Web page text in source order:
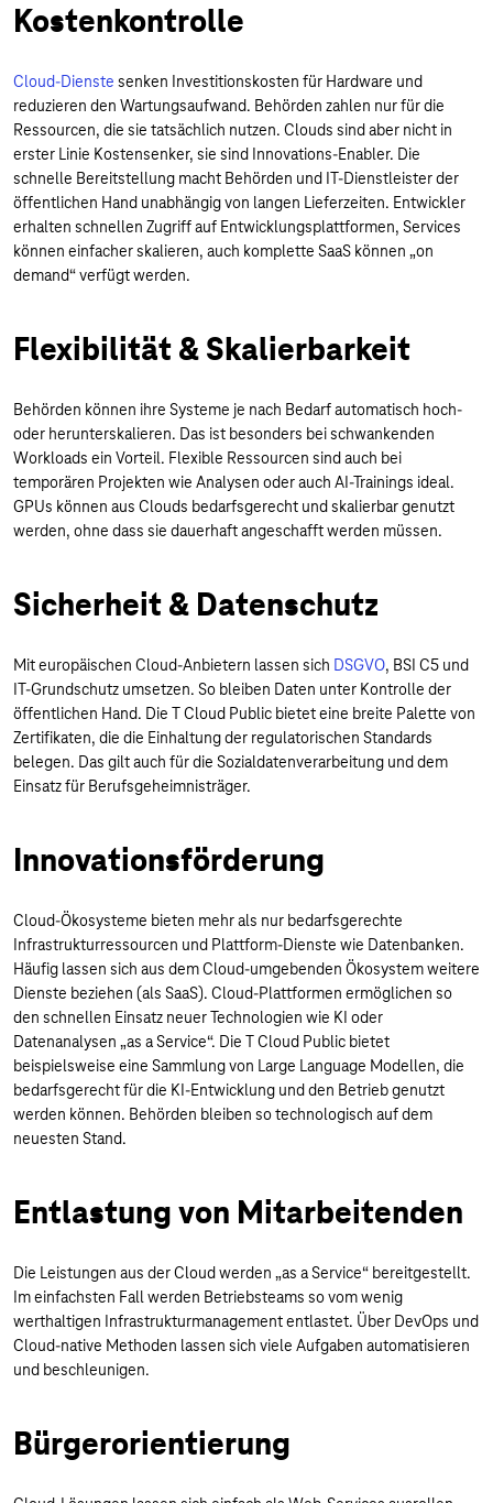
Kostenkontrolle
Cloud-Dienste senken Investitionskosten für Hardware und
reduzieren den Wartungsaufwand. Behörden zahlen nur für die
Ressourcen, die sie tatsächlich nutzen. Clouds sind aber nicht in
erster Linie Kostensenker, sie sind Innovations-Enabler. Die
schnelle Bereitstellung macht Behörden und IT-Dienstleister der
öffentlichen Hand unabhängig von langen Lieferzeiten. Entwickler
erhalten schnellen Zugriff auf Entwicklungsplattformen, Services
können einfacher skalieren, auch komplette SaaS können „on
demand“ verfügt werden.
Flexibilität & Skalierbarkeit
Behörden können ihre Systeme je nach Bedarf automatisch hoch-
oder herunterskalieren. Das ist besonders bei schwankenden
Workloads ein Vorteil. Flexible Ressourcen sind auch bei
temporären Projekten wie Analysen oder auch AI-Trainings ideal.
GPUs können aus Clouds bedarfsgerecht und skalierbar genutzt
werden, ohne dass sie dauerhaft angeschafft werden müssen.
Sicherheit & Datenschutz
Mit europäischen Cloud-Anbietern lassen sich DSGVO, BSI C5 und
IT-Grundschutz umsetzen. So bleiben Daten unter Kontrolle der
öffentlichen Hand. Die T Cloud Public bietet eine breite Palette von
Zertifikaten, die die Einhaltung der regulatorischen Standards
belegen. Das gilt auch für die Sozialdatenverarbeitung und dem
Einsatz für Berufsgeheimnisträger.
Innovationsförderung
Cloud-Ökosysteme bieten mehr als nur bedarfsgerechte
Infrastrukturressourcen und Plattform-Dienste wie Datenbanken.
Häufig lassen sich aus dem Cloud-umgebenden Ökosystem weitere
Dienste beziehen (als SaaS). Cloud-Plattformen ermöglichen so
den schnellen Einsatz neuer Technologien wie KI oder
Datenanalysen „as a Service“. Die T Cloud Public bietet
beispielsweise eine Sammlung von Large Language Modellen, die
bedarfsgerecht für die KI-Entwicklung und den Betrieb genutzt
werden können. Behörden bleiben so technologisch auf dem
neuesten Stand.
Entlastung von Mitarbeitenden
Die Leistungen aus der Cloud werden „as a Service“ bereitgestellt.
Im einfachsten Fall werden Betriebsteams so vom wenig
werthaltigen Infrastrukturmanagement entlastet. Über DevOps und
Cloud-native Methoden lassen sich viele Aufgaben automatisieren
und beschleunigen.
Bürgerorientierung